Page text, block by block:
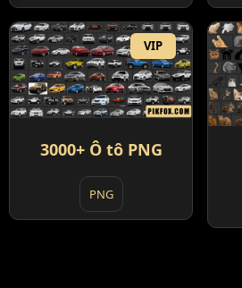
VIP
3000+ Ô tô PNG
PNG